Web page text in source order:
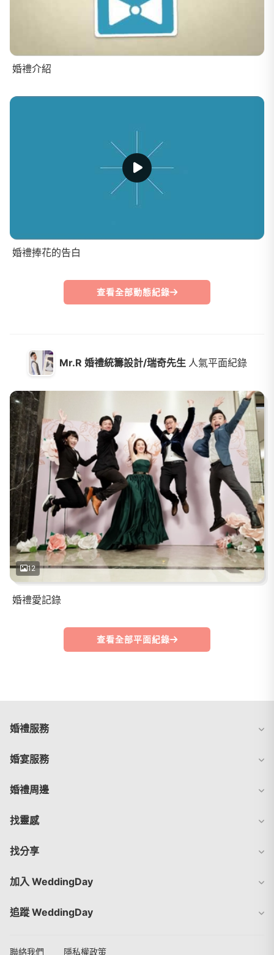
Mr.R 婚禮統籌設計/瑞奇先生 人氣平面紀錄
12
婚禮愛記錄
查看全部平面紀錄
婚禮介紹
婚禮捧花的告白
查看全部動態紀錄
婚禮服務
婚宴服務
婚禮周邊
找靈感
找分享
加入 WeddingDay
追蹤 WeddingDay
聯絡我們 隱私權政策